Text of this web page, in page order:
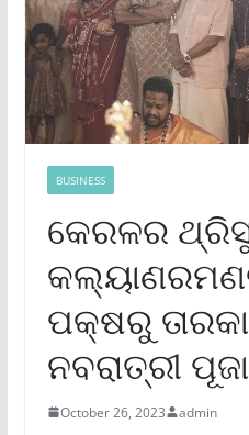
BUSINESS
କେରଳର
ପକ୍ଷରୁ
ନବରାତ୍ରୀ ପୂଜା
October 26, 2023 admin